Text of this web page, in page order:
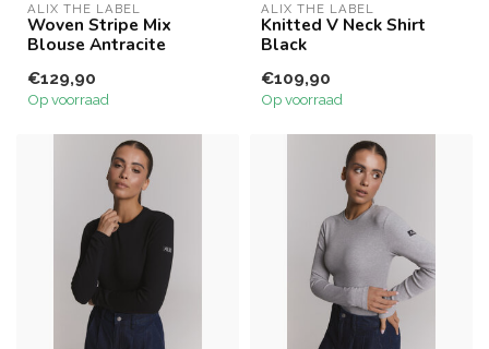
ALIX THE LABEL
Woven Stripe Mix
Blouse Antracite
€129,90
Op voorraad
ALIX THE LABEL
Knitted V Neck Shirt
Black
€109,90
Op voorraad